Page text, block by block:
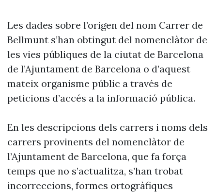
Les dades sobre l’origen del nom Carrer de
Bellmunt s’han obtingut del nomenclàtor de
les vies públiques de la ciutat de Barcelona
de l’Ajuntament de Barcelona o d’aquest
mateix organisme públic a través de
peticions d’accés a la informació pública.
En les descripcions dels carrers i noms dels
carrers provinents del nomenclàtor de
l’Ajuntament de Barcelona, que fa força
temps que no s’actualitza, s’han trobat
incorreccions, formes ortogràfiques